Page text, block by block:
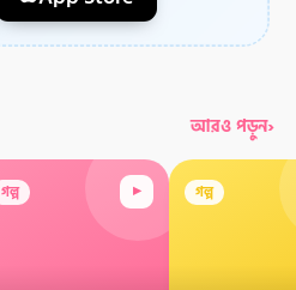
আরও পড়ুন›
গল্প ▸ গল্প